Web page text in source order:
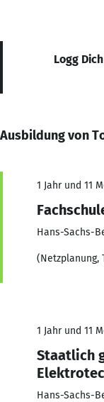
Logg
Ausbildung von
1 Jahr und 11
Hans-Sachs-
(Netzplanung,
1 Jahr und 11
Staatlich
Hans-Sachs-